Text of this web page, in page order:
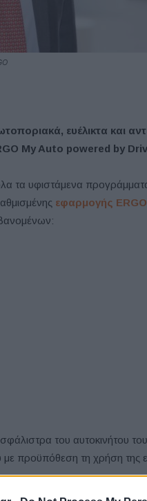
ευέλικτα και
My Auto powered by
τα υφιστάμενα
εφαρμογής
του αυτοκινήτου
με προϋπόθεση τη χρήση της
στα ασφάλιστρα